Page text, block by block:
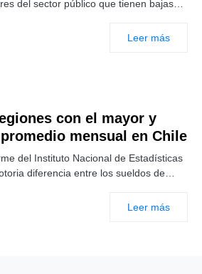
del sector público que tienen bajas…
Leer más
con el mayor y
mensual en Chile
del Instituto Nacional de Estadísticas
diferencia entre los sueldos de…
Leer más